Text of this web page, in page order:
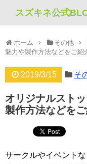
スズキネ公式
ホーム その他
魅力や製作方法などをご紹
2019/3/15 そ
オリジナルスト
製作方法などを
サークルやイベント